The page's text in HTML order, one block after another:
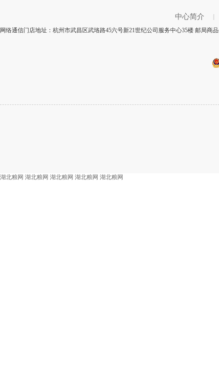
中心简介
网络通信门店地址：杭州市武昌区武珞路45六号新21世纪公司服务中心35楼 邮局商
湖北粮网 湖北粮网 湖北粮网 湖北粮网 湖北粮网